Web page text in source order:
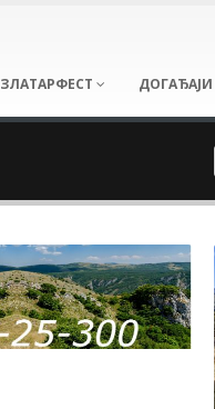
ЗЛАТАРФЕСТ ДОГАЂАЈИ